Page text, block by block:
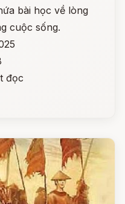
bài học về lòng
cuộc sống.
đọc